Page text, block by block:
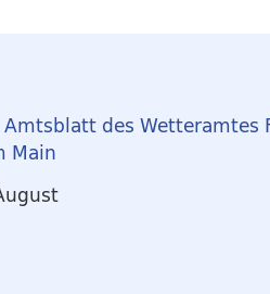
des Wetteramtes
Main